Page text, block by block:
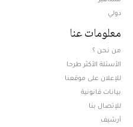
دولي
معلومات عنا
من نحن ؟
الأسئلة الأكثر طرحا
للإعلان على موقعنا
بيانات قانونية
للإتصال بنا
أرشيف